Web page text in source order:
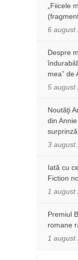
„Fiicele
6 august
Despre
mea” de
5 august
Noutăţi
din
3 august
Iată cu
Fiction
1 august
Premiul
romane
1 august